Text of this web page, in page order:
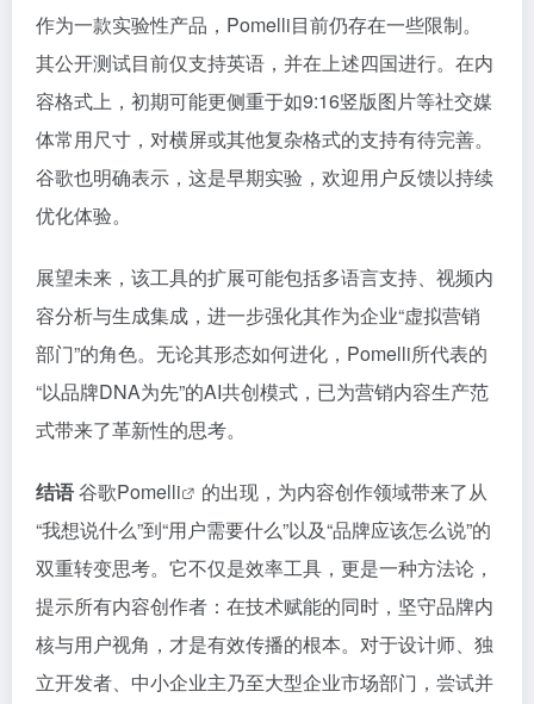
作为一款实验性产品，Pomelli目前仍存在一些限制。
其公开测试目前仅支持英语，并在上述四国进行。在内
容格式上，初期可能更侧重于如9:16竖版图片等社交媒
体常用尺寸，对横屏或其他复杂格式的支持有待完善。
谷歌也明确表示，这是早期实验，欢迎用户反馈以持续
优化体验。
展望未来，该工具的扩展可能包括多语言支持、视频内
容分析与生成集成，进一步强化其作为企业“虚拟营销
部门”的角色。无论其形态如何进化，Pomelli所代表的
“以品牌DNA为先”的AI共创模式，已为营销内容生产范
式带来了革新性的思考。
结语谷歌Pomelli
的出现，为内容创作领域带来了从
“我想说什么”到“用户需要什么”以及“品牌应该怎么说”的
双重转变思考。它不仅是效率工具，更是一种方法论，
提示所有内容创作者：在技术赋能的同时，坚守品牌内
核与用户视角，才是有效传播的根本。对于设计师、独
立开发者、中小企业主乃至大型企业市场部门，尝试并